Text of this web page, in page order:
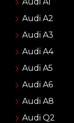
Audi A2
Audi A3
Audi A4
Audi A5
Audi A6
Audi A8
Audi Q2